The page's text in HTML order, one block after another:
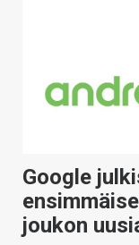
Google
joukon